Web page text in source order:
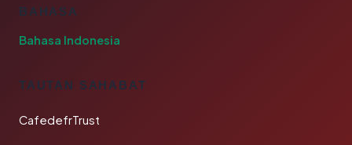
BAHASA
Bahasa Indonesia
TAUTAN SAHABAT
CafedefrTrust